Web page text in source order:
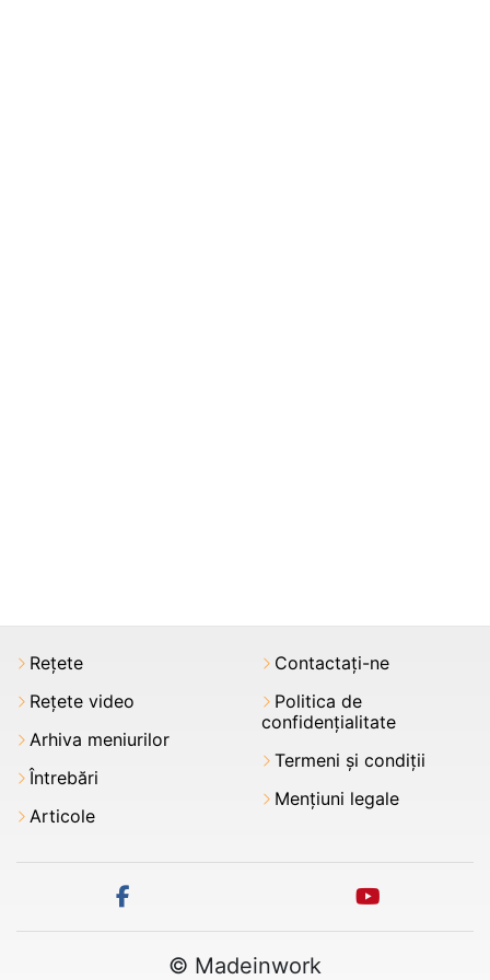
Rețete
Rețete video
Arhiva meniurilor
Întrebări
Articole
Contactați-ne
Politica de
confidențialitate
Termeni şi condiții
Mențiuni legale
facebook youtube
© Madeinwork